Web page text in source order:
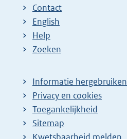
Contact
English
Help
Zoeken
Informatie hergebruiken
Privacy en cookies
Toegankelijkheid
Sitemap